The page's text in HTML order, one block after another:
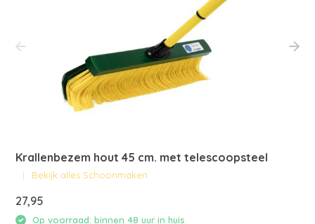
Krallenbezem hout 45 cm. met telescoopsteel
Bekijk alles Schoonmaken
27,95
Op voorraad: binnen 48 uur in huis